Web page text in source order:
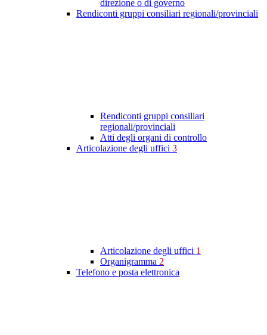
direzione o di governo
Rendiconti gruppi consiliari regionali/provinciali
Rendiconti gruppi consiliari
regionali/provinciali
Atti degli organi di controllo
Articolazione degli uffici 3
Articolazione degli uffici 1
Organigramma 2
Telefono e posta elettronica